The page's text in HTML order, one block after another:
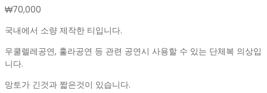
₩70,000
국내에서 소량 제작한 티입니다.
우쿨렐레공연, 훌라공연 등 관련 공연시 사용할 수 있는 단체복 의상입
니다.
망토가 긴것과 짧은것이 있습니다.